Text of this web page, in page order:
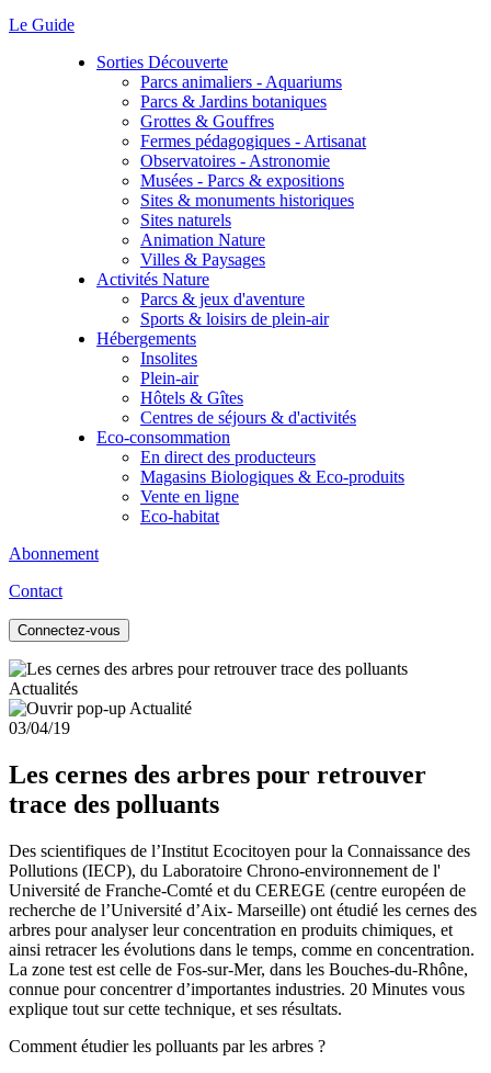
Le Guide
Sorties Découverte
Parcs animaliers - Aquariums
Parcs & Jardins botaniques
Grottes & Gouffres
Fermes pédagogiques - Artisanat
Observatoires - Astronomie
Musées - Parcs & expositions
Sites & monuments historiques
Sites naturels
Animation Nature
Villes & Paysages
Activités Nature
Parcs & jeux d'aventure
Sports & loisirs de plein-air
Hébergements
Insolites
Plein-air
Hôtels & Gîtes
Centres de séjours & d'activités
Eco-consommation
En direct des producteurs
Magasins Biologiques & Eco-produits
Vente en ligne
Eco-habitat
Abonnement
Contact
Connectez-vous
Actualités
03/04/19
Les cernes des arbres pour retrouver
trace des polluants
Des scientifiques de l’Institut Ecocitoyen pour la Connaissance des
Pollutions (IECP), du Laboratoire Chrono-environnement de l'
Université​ de Franche-Comté et du CEREGE (centre européen de
recherche de l’Université d’Aix- Marseille) ont étudié les cernes des
arbres pour analyser leur concentration en produits chimiques, et
ainsi retracer les évolutions dans le temps, comme en concentration.
La zone test est celle de Fos-sur-Mer, dans les Bouches-du-Rhône,
connue pour concentrer d’importantes industries. 20 Minutes vous
explique tout sur cette technique, et ses résultats.
Comment étudier les polluants par les arbres ?